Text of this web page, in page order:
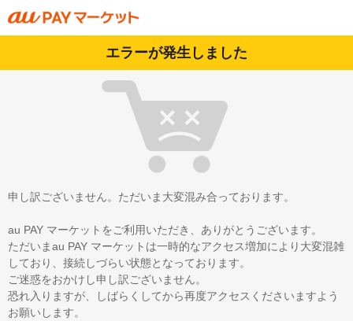
エラーが発生しました
申し訳ございません。ただいま大変混み合っております。
au PAY マーケットをご利用いただき、ありがとうございます。
ただいまau PAY マーケットは一時的なアクセス増加により大変混雑
しており、接続しづらい状態となっております。
ご迷惑をおかけし申し訳ございません。
恐れ入りますが、しばらくしてから再度アクセスくださいますよう
お願いします。